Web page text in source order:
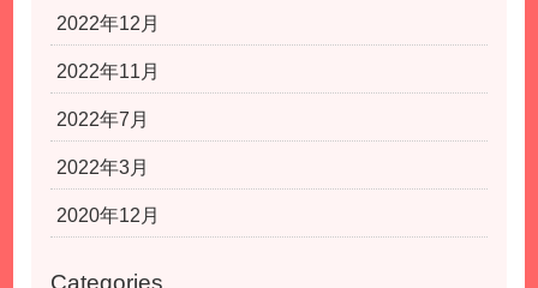
2022年12月
2022年11月
2022年7月
2022年3月
2020年12月
Categories